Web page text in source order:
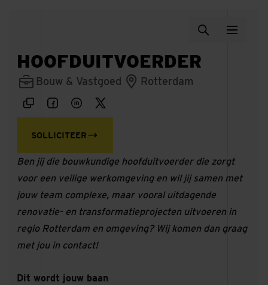
HOOFDUITVOERDER
Bouw & Vastgoed Rotterdam
SOLLICITEER
Ben jij die bouwkundige hoofduitvoerder die zorgt
voor een veilige werkomgeving en wil jij samen met
jouw team complexe, maar vooral uitdagende
renovatie- en transformatieprojecten uitvoeren in
regio Rotterdam en omgeving? Wij komen dan graag
met jou in contact!
Dit wordt jouw baan